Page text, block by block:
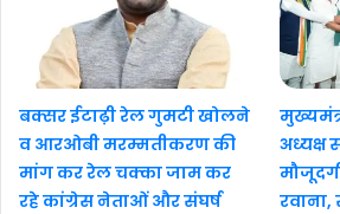
बक्सर ईटाढ़ी रेल गुमटी खोलने
व आरओबी मरम्मतीकरण की
मांग कर रेल चक्का जाम कर
रहे कांग्रेस नेताओं और संघर्ष
अध्यक्ष